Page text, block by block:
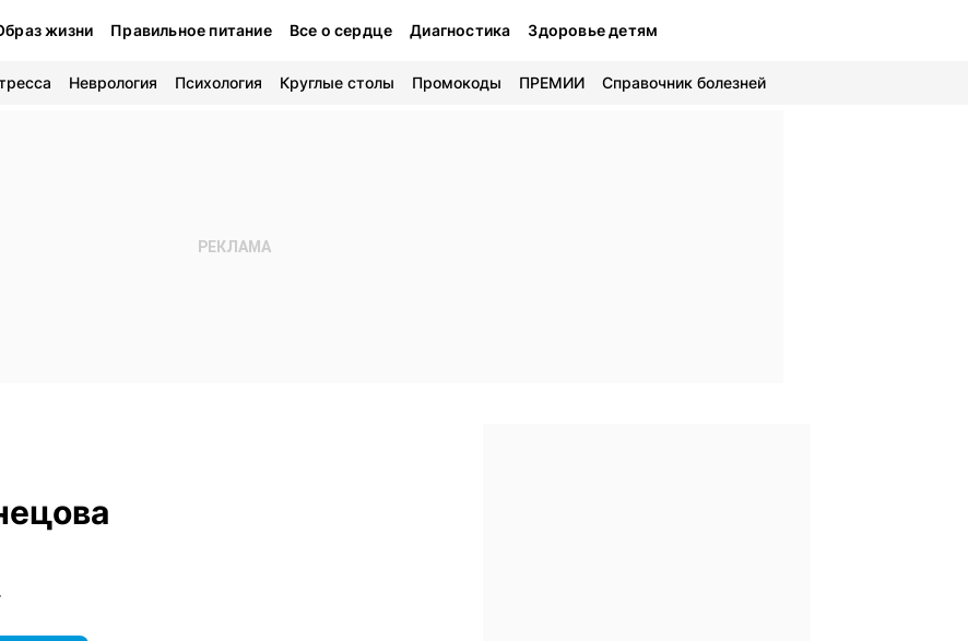
жизни Правильное питание Все о сердце Диагностика Здоровье детям
Неврология Психология Круглые столы Промокоды ПРЕМИИ Справочник болезней